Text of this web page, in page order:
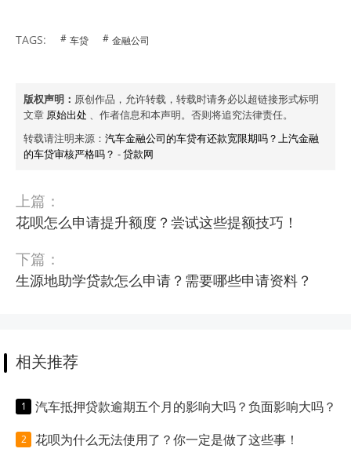
TAGS: 车贷 金融公司
版权声明： 原创作品，允许转载，转载时请务必以超链接形式标明
文章 原始出处 、作者信息和本声明。否则将追究法律责任。
转载请注明来源： 汽车金融公司的车贷有还款宽限期吗？上汽金融
的车贷审核严格吗？ -贷款网
上篇：
花呗怎么申请提升额度？尝试这些提额技巧！
下篇：
生源地助学贷款怎么申请？需要哪些申请资料？
相关推荐
汽车抵押贷款逾期五个月的影响大吗？负面影响大吗？
花呗为什么无法使用了？你一定是做了这些事！